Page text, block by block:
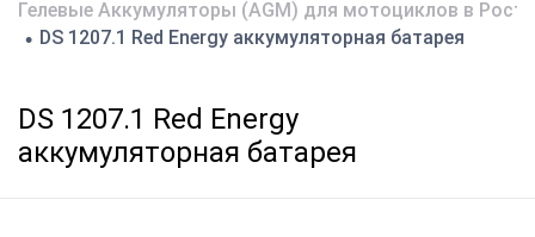
Гелевые Аккумуляторы (AGM) для мотоциклов в
• DS 1207.1 Red Energy аккумуляторная батарея
DS 1207.1 Red Energy
аккумуляторная батарея